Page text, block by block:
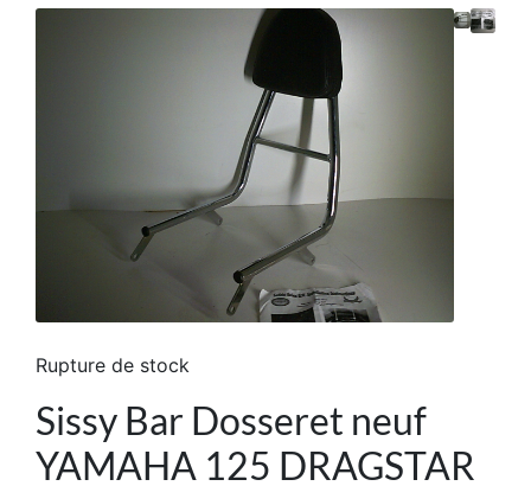
Sissy Bar Dosseret neuf
YAMAHA 125 DRAGSTAR
Rupture de stock